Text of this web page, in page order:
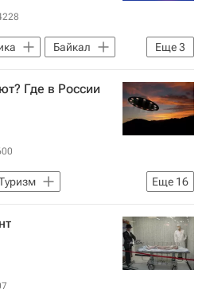
Еще3
Байкал
инопланетяне
Где в России
Еще 16
Россия
США
- Туризм